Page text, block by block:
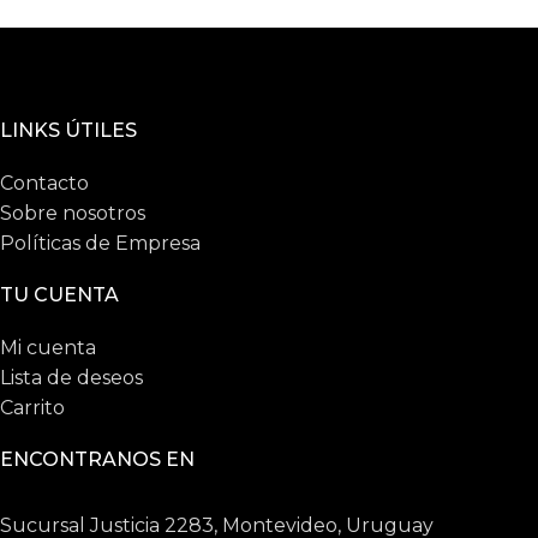
LINKS ÚTILES
Contacto
Sobre nosotros
Políticas de Empresa
TU CUENTA
Mi cuenta
Lista de deseos
Carrito
ENCONTRANOS EN
Sucursal Justicia 2283, Montevideo, Uruguay